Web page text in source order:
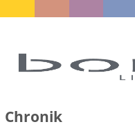
Chronik